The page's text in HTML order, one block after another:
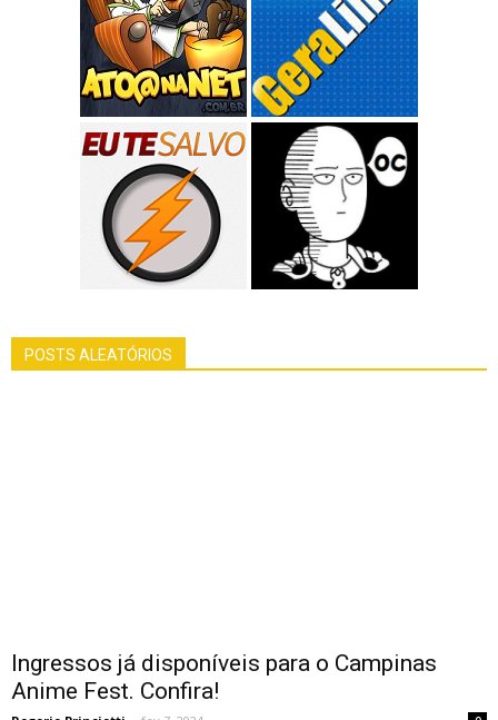
POSTS ALEATÓRIOS
Ingressos já disponíveis para o Campinas
Anime Fest. Confira!